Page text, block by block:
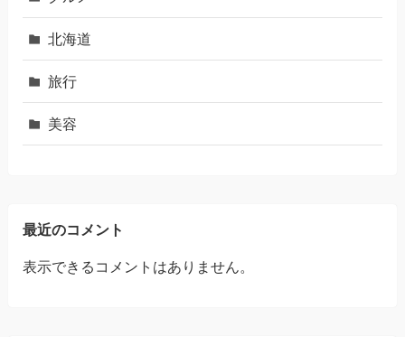
北海道
旅行
美容
最近のコメント
表示できるコメントはありません。